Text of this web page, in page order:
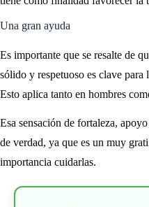
Una gran ayuda
Es importante que se resalte de
sólido y respetuoso es clave para
Esto aplica tanto en hombres
Esa sensación de fortaleza,
de verdad, ya que es un muy
importancia cuidarlas.